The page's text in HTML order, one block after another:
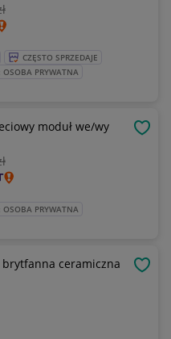
CZĘSTO SPRZEDAJE
OSOBA PRYWATNA
moduł we/wy
OSOBA PRYWATNA
ceramiczna